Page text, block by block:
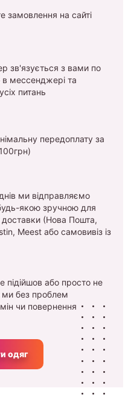
замовлення на сайті
зв'язується з вами по
мессенджері та
питань
передоплату за
ми відправляємо
якою зручною для
(Нова Пошта,
Meest або самовивіз із
підійшов або просто не
ми без проблем
чи повернення
одяг